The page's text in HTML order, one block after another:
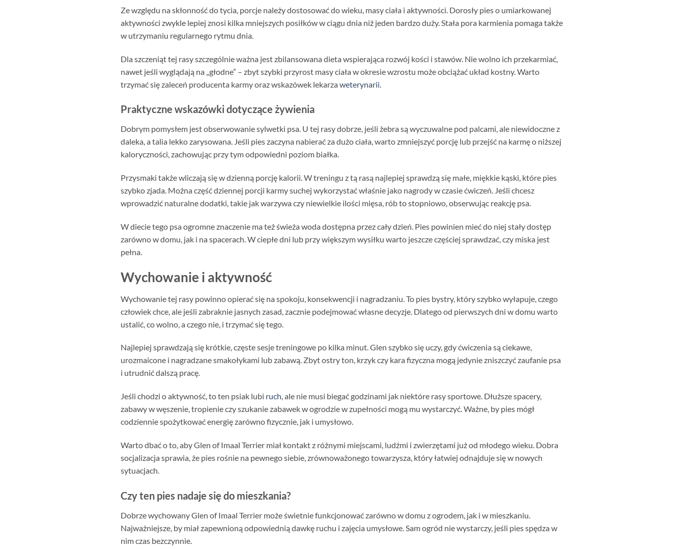
Ze względu na skłonność do tycia, porcje należy dostosować do wieku, masy ciała i aktywności. Dorosły pies o umiarkowanej
aktywności zwykle lepiej znosi kilka mniejszych posiłków w ciągu dnia niż jeden bardzo duży. Stała pora karmienia pomaga także
w utrzymaniu regularnego rytmu dnia.
Dla szczeniąt tej rasy szczególnie ważna jest zbilansowana dieta wspierająca rozwój kości i stawów. Nie wolno ich przekarmiać,
nawet jeśli wyglądają na „głodne” – zbyt szybki przyrost masy ciała w okresie wzrostu może obciążać układ kostny. Warto
trzymać się zaleceń producenta karmy oraz wskazówek lekarza weterynarii
Praktyczne wskazówki dotyczące żywienia
Dobrym pomysłem jest obserwowanie sylwetki psa. U tej rasy dobrze, jeśli żebra są wyczuwalne pod palcami, ale niewidoczne z
daleka, a talia lekko zarysowana. Jeśli pies zaczyna nabierać za dużo ciała, warto zmniejszyć porcję lub przejść na karmę o niższej
kaloryczności, zachowując przy tym odpowiedni poziom białka.
Przysmaki także wliczają się w dzienną porcję kalorii. W treningu z tą rasą najlepiej sprawdzą się małe, miękkie kąski, które pies
szybko zjada. Można część dziennej porcji karmy suchej wykorzystać właśnie jako nagrody w czasie ćwiczeń. Jeśli chcesz
wprowadzić naturalne dodatki, takie jak warzywa czy niewielkie ilości mięsa, rób to stopniowo, obserwując reakcję psa.
W diecie tego psa ogromne znaczenie ma też świeża woda dostępna przez cały dzień. Pies powinien mieć do niej stały dostęp
zarówno w domu, jak i na spacerach. W ciepłe dni lub przy większym wysiłku warto jeszcze częściej sprawdzać, czy miska jest
pełna.
Wychowanie i aktywność
Wychowanie tej rasy powinno opierać się na spokoju, konsekwencji i nagradzaniu. To pies bystry, który szybko wyłapuje, czego
człowiek chce, ale jeśli zabraknie jasnych zasad, zacznie podejmować własne decyzje. Dlatego od pierwszych dni w domu warto
ustalić, co wolno, a czego nie, i trzymać się tego.
Najlepiej sprawdzają się krótkie, częste sesje treningowe po kilka minut. Glen szybko się uczy, gdy ćwiczenia są ciekawe,
urozmaicone i nagradzane smakołykami lub zabawą. Zbyt ostry ton, krzyk czy kara fizyczna mogą jedynie zniszczyć zaufanie psa
i utrudnić dalszą pracę.
Jeśli chodzi o aktywność, to ten psiak lubi ruch, ale nie musi biegać godzinami jak niektóre rasy sportowe. Dłuższe spacery,
zabawy w węszenie, tropienie czy szukanie zabawek w ogrodzie w zupełności mogą mu wystarczyć. Ważne, by pies mógł
codziennie spożytkować energię zarówno fizycznie, jak i umysłowo.
Warto dbać o to, aby Glen of Imaal Terrier miał kontakt z różnymi miejscami, ludźmi i zwierzętami już od młodego wieku. Dobra
socjalizacja sprawia, że pies rośnie na pewnego siebie, zrównoważonego towarzysza, który łatwiej odnajduje się w nowych
sytuacjach.
Czy ten pies nadaje się do mieszkania?
Dobrze wychowany Glen of Imaal Terrier może świetnie funkcjonować zarówno w domu z ogrodem, jak i w mieszkaniu.
Najważniejsze, by miał zapewnioną odpowiednią dawkę ruchu i zajęcia umysłowe. Sam ogród nie wystarczy, jeśli pies spędza w
nim czas bezczynnie.